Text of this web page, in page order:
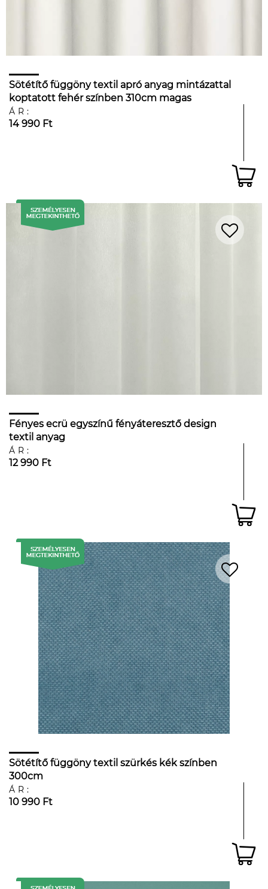
Sötétítő függöny textil apró anyag mintázattal
koptatott fehér színben 310cm magas
ÁR:
14 990 Ft
Fényes ecrü egyszínű fényáteresztő design
textil anyag
ÁR:
12 990 Ft
Sötétítő függöny textil szürkés kék színben
300cm
ÁR:
10 990 Ft